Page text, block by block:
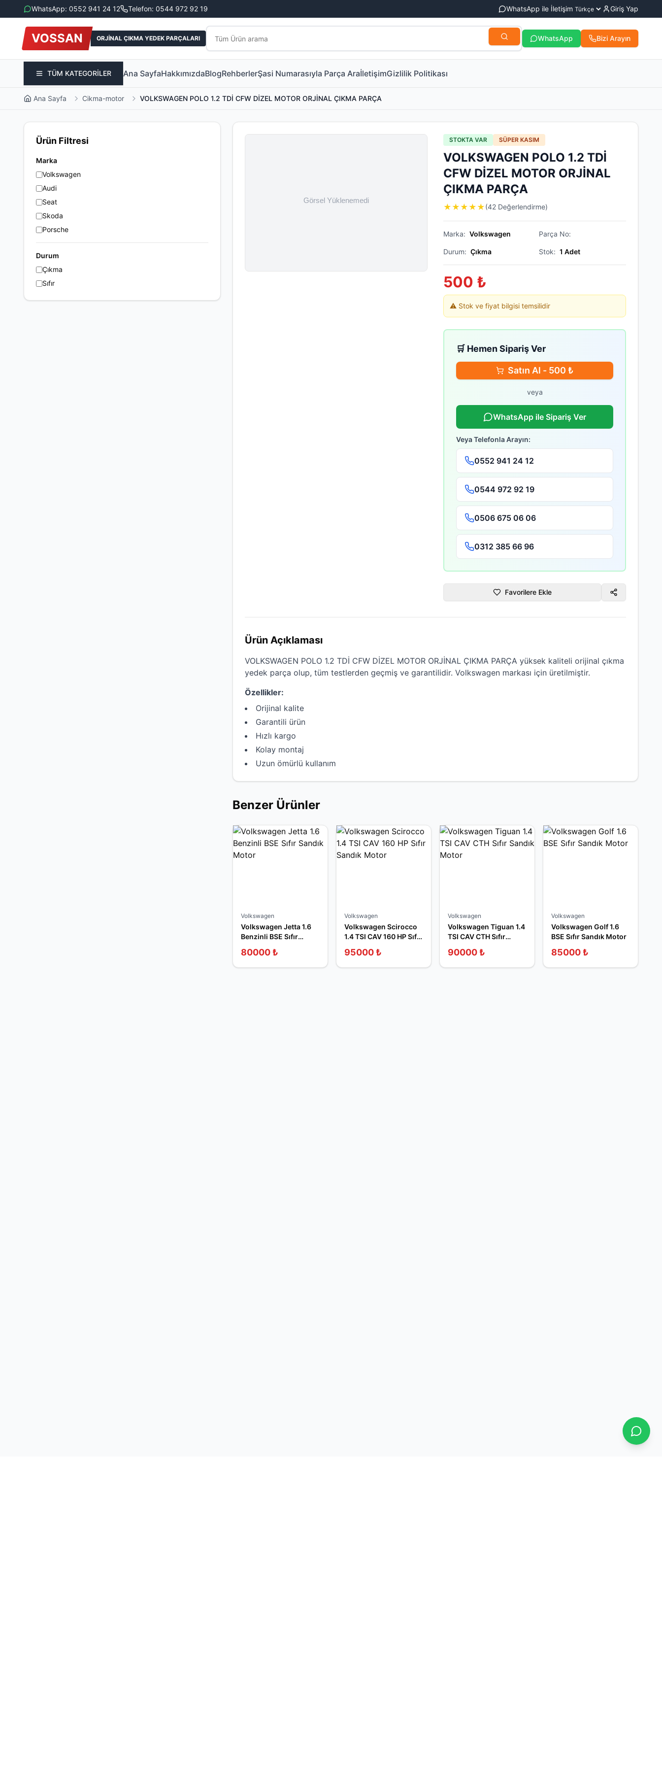
WhatsApp: 0552 941 24 12 Telefon: 0544 972 92 19 WhatsApp ile İletişim Giriş Yap
VOSSAN ORJİNAL ÇIKMA YEDEK PARÇALARI WhatsApp Bizi Arayın
TÜM KATEGORİLER Ana SayfaHakkımızdaBlogRehberlerŞasi Numarasıyla Parça AraİletişimGizlilik Politikası
Ana Sayfa Cikma-motor VOLKSWAGEN POLO 1.2 TDİ CFW DİZEL MOTOR ORJİNAL ÇIKMA PARÇA
Ürün Filtresi
Marka
Volkswagen
Audi
Seat
Skoda
Porsche
Durum
Çıkma
Sıfır
STOKTA VAR SÜPER KASIM
VOLKSWAGEN POLO 1.2 TDİ
CFW DİZEL MOTOR ORJİNAL
ÇIKMA PARÇA
★ ★ ★ ★ ★(42 Değerlendirme)
Marka: Volkswagen Parça No:
Durum: Çıkma Stok: 1 Adet
500 ₺
⚠️ Stok ve fiyat bilgisi temsilidir
🛒 Hemen Sipariş Ver
Satın Al - 500 ₺
veya
WhatsApp ile Sipariş Ver
Veya Telefonla Arayın:
0552 941 24 12
0544 972 92 19
0506 675 06 06
0312 385 66 96
Favorilere Ekle
Ürün Açıklaması
VOLKSWAGEN POLO 1.2 TDİ CFW DİZEL MOTOR ORJİNAL ÇIKMA PARÇA yüksek kaliteli orijinal çıkma
yedek parça olup, tüm testlerden geçmiş ve garantilidir. Volkswagen markası için üretilmiştir.
Özellikler:
Orijinal kalite
Garantili ürün
Hızlı kargo
Kolay montaj
Uzun ömürlü kullanım
Benzer Ürünler
Volkswagen
Volkswagen Jetta 1.6
Benzinli BSE Sıfır
80000 ₺
Volkswagen
Volkswagen Scirocco
1.4 TSI CAV 160 HP Sıfır
95000 ₺
Volkswagen
Volkswagen Tiguan 1.4
TSI CAV CTH Sıfır
90000 ₺
Volkswagen
Volkswagen Golf 1.6
BSE Sıfır Sandık Motor
85000 ₺